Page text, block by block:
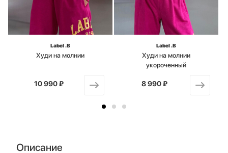
Label .B
Худи на молнии
от
10 990 ₽
Label .B
Худи на молнии
укороченный
от
8 990 ₽
Описание